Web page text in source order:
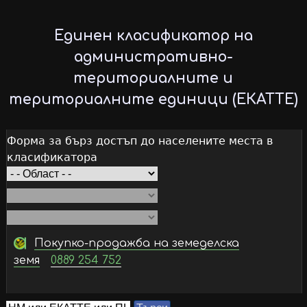
to
main
content
Единен класификатор на
административно-
териториалните и
териториалните единици (ЕКАТТЕ)
Форма за бърз достъп до населените места в
класификатора
Покупко-продажба на земеделска
земя
0889 254 752